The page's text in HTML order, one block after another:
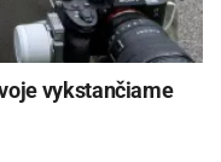
vykstančiame